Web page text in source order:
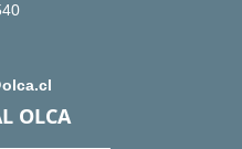
OLCA